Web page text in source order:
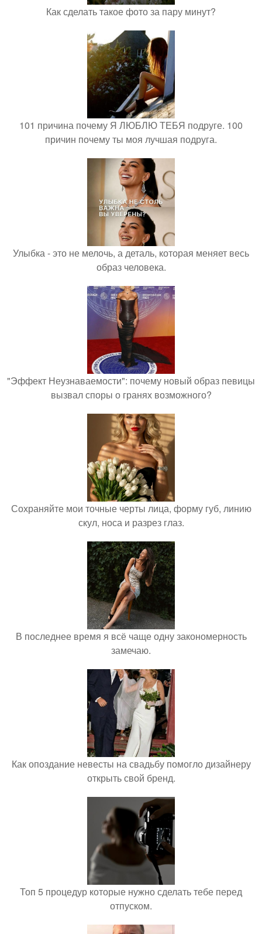
Как сделать такое фото за пару минут?
101 причина почему Я ЛЮБЛЮ ТЕБЯ подруге. 100
причин почему ты моя лучшая подруга.
Улыбка - это не мелочь, а деталь, которая меняет весь
образ человека.
"Эффект Неузнаваемости": почему новый образ певицы
вызвал споры о гранях возможного?
Сохраняйте мои точные черты лица, форму губ, линию
скул, носа и разрез глаз.
В последнее время я всё чаще одну закономерность
замечаю.
Как опоздание невесты на свадьбу помогло дизайнеру
открыть свой бренд.
Топ 5 процедур которые нужно сделать тебе перед
отпуском.